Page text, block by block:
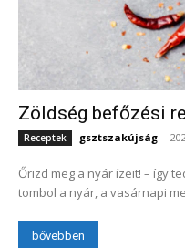
Zöldség befőzési
Receptek gsztszakújság -
Őrizd meg a nyár ízeit! – így tedd el
tombol a nyár, a vasárnapi
bővebben